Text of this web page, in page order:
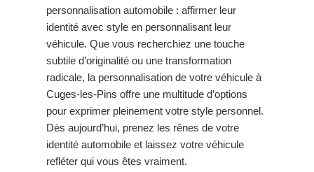
personnalisation automobile : affirmer leur
identité avec style en personnalisant leur
véhicule. Que vous recherchiez une touche
subtile d’originalité ou une transformation
radicale, la personnalisation de votre véhicule à
Cuges-les-Pins offre une multitude d’options
pour exprimer pleinement votre style personnel.
Dès aujourd’hui, prenez les rênes de votre
identité automobile et laissez votre véhicule
refléter qui vous êtes vraiment.